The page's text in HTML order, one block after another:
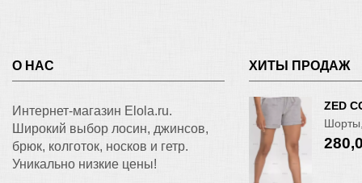
О НАС
Интернет-магазин Elola.ru.
Широкий выбор лосин, джинсов,
брюк, колготок, носков и гетр.
Уникально низкие цены!
ХИТЫ ПРОДАЖ
ZED